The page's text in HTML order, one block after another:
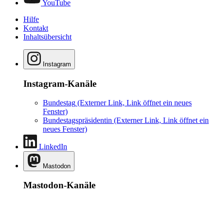
YouTube
Hilfe
Kontakt
Inhaltsübersicht
Instagram
Instagram-Kanäle
Bundestag (Externer Link, Link öffnet ein neues
Fenster)
Bundestagspräsidentin (Externer Link, Link öffnet ein
neues Fenster)
LinkedIn
Mastodon
Mastodon-Kanäle